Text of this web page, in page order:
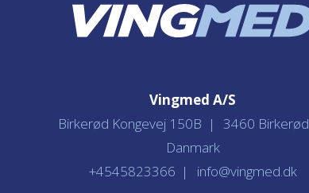
Vingmed A/S
Birkerød Kongevej 150B
3460 Birkerød
Danmark
+4545823366
info@vingmed.dk